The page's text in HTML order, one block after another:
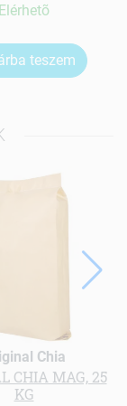
Elérhetõ
teszem
Chia
CHIA MAG, 25
KG